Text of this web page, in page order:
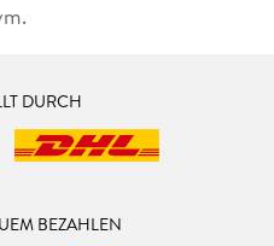
DURCH
BEZAHLEN